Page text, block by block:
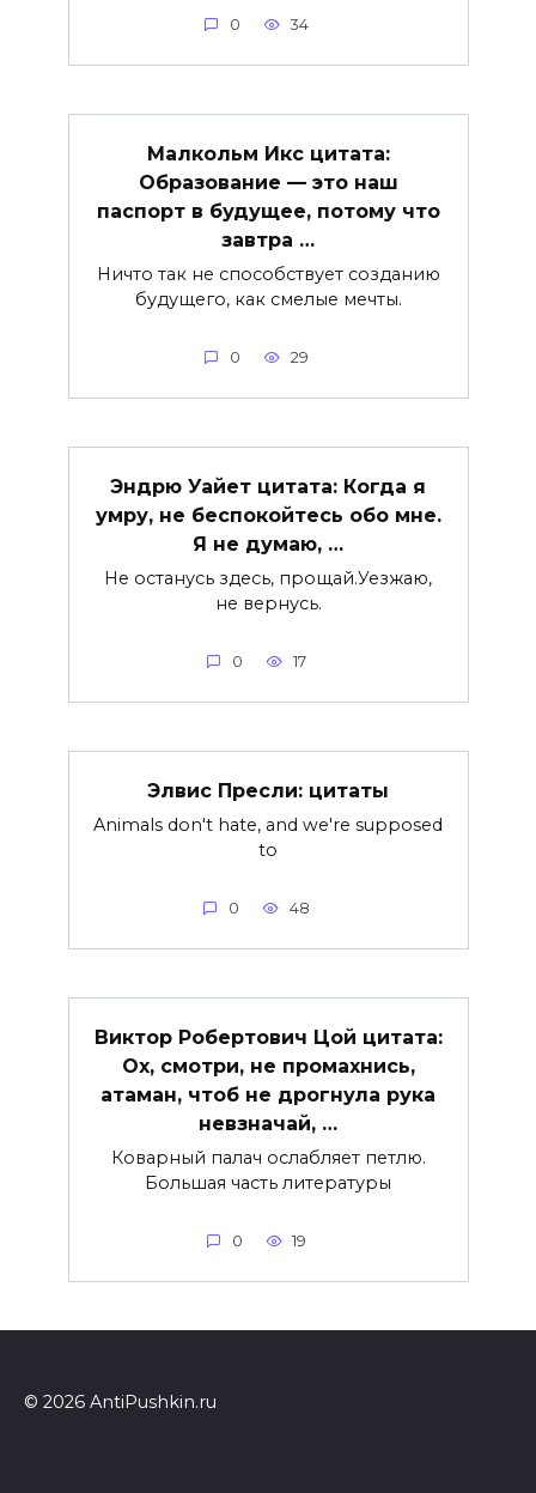
0 34
Малкольм Икс цитата:
Образование — это наш
паспорт в будущее, потому что
завтра …
Ничто так не способствует созданию
будущего, как смелые мечты.
0 29
Эндрю Уайет цитата: Когда я
умру, не беспокойтесь обо мне.
Я не думаю, …
Не останусь здесь, прощай.Уезжаю,
не вернусь.
0 17
Элвис Пресли: цитаты
Animals don't hate, and we're supposed
to
0 48
Виктор Робертович Цой цитата:
Ох, смотри, не промахнись,
атаман, чтоб не дрогнула рука
невзначай, …
Коварный палач ослабляет петлю.
Большая часть литературы
0 19
© 2026 AntiPushkin.ru